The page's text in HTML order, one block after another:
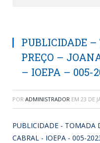
PUBLICIDADE
PREÇO –
– IOEPA – 005-
POR ADMINISTRADOR EM 23 DE
PUBLICIDADE - TOMADA
CABRAL - IOEPA - 005-